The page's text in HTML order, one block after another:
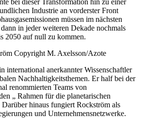
bei dieser Transformation hin zu einer
Industrie an vorderster Front
müssen im nächsten
in jeder weiteren Dekade nochmals
2050 auf null zu kommen.
international anerkannter Wissenschaftler
Nachhaltigkeitsthemen. Er half bei der
renommierten Teams von
„ Rahmen für die planetarischen
Darüber hinaus fungiert Rockström als
und Unternehmensnetzwerke.